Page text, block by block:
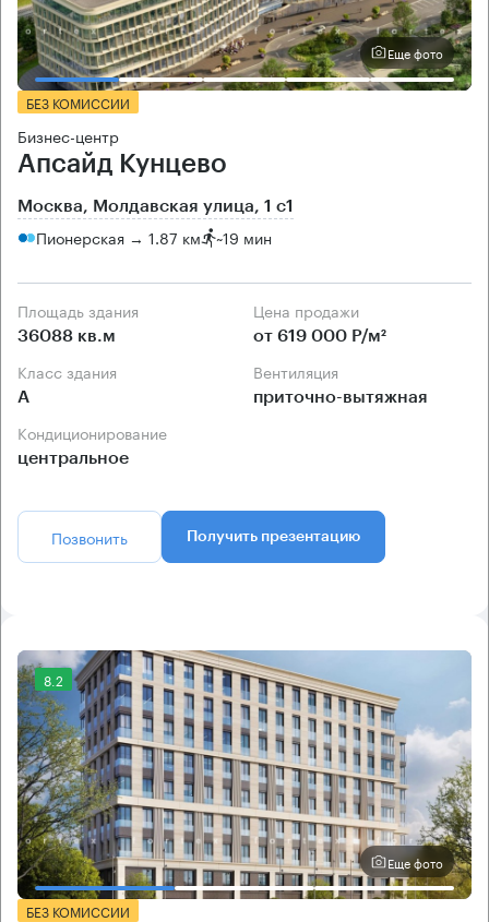
Еще фото
БЕЗ КОМИССИИ
Бизнес-центр
Апсайд Кунцево
Москва, Молдавская улица, 1 с1
Пионерская → 1.87 км ~19 мин
Площадь здания
36088 кв.м
Цена продажи
от 619 000 Р/м²
Класс здания
А
Вентиляция
приточно-вытяжная
Кондиционирование
центральное
Позвонить Получить презентацию
8.2
Еще фото
БЕЗ КОМИССИИ